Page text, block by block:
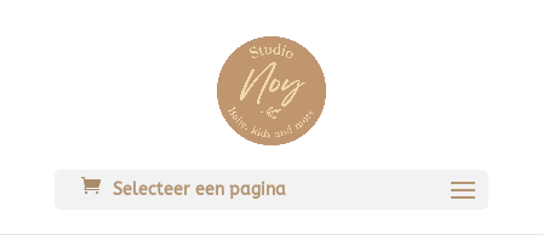
Selecteer een pagina